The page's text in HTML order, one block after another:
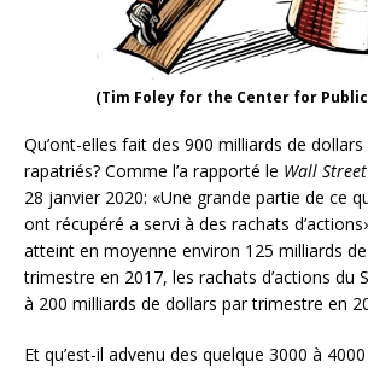
(Tim Foley for the Center for
Qu’ont-elles fait des 900 milliards de dollars
rapatriés? Comme l’a rapporté le Wall
28 janvier 2020: «Une grande partie de ce
ont récupéré a servi à des rachats
atteint en moyenne environ 125 milliards
trimestre en 2017, les rachats d’actions du
à 200 milliards de dollars par trimestre en
Et qu’est-il advenu des quelque 3000 à